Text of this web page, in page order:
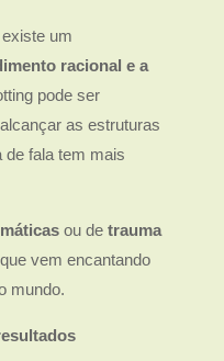
um
racional e a
pode ser
as estruturas
de fala tem mais
ou de trauma
vem encantando
mundo.